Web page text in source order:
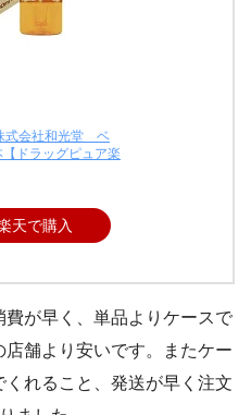
式会社和光堂 ベ
ドラッグピュア楽
天で購入
が早く、単品よりケースで
舗より安いです。またケー
れること、発送が早く注文